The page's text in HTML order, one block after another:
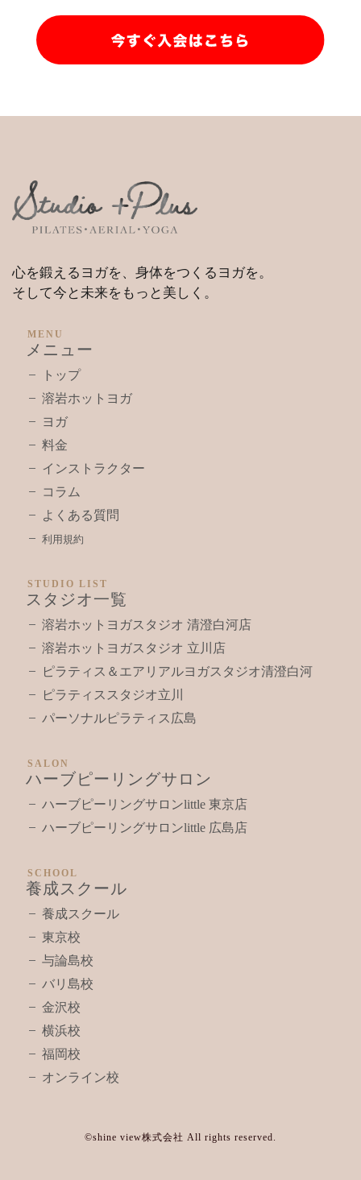
心を鍛えるヨガを、身体をつくるヨガを。
そして今と未来をもっと美しく。
メニュー
MENU
トップ
溶岩ホットヨガ
ヨガ
料金
インストラクター
コラム
よくある質問
利用規約
スタジオ一覧
STUDIO LIST
溶岩ホットヨガスタジオ 清澄白河店
溶岩ホットヨガスタジオ 立川店
ピラティス＆エアリアルヨガスタジオ清澄白河
ピラティススタジオ立川
パーソナルピラティス広島
ハーブピーリングサロン
SALON
ハーブピーリングサロンlittle 東京店
ハーブピーリングサロンlittle 広島店
養成スクール
SCHOOL
養成スクール
東京校
与論島校
バリ島校
金沢校
横浜校
福岡校
オンライン校
©shine view株式会社 All rights reserved.